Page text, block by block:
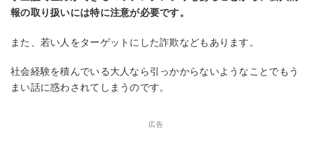
報の取り扱いには特に注意が必要です。
また、若い人をターゲットにした詐欺などもあります。
社会経験を積んでいる大人なら引っかからないようなことでもう
まい話に惑わされてしまうのです。
広告